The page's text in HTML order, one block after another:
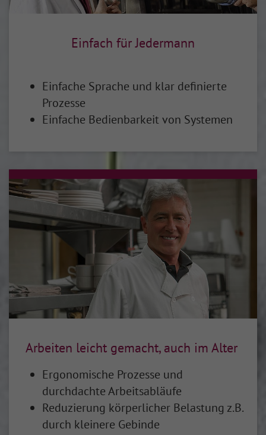
Einfach für Jedermann
Einfache Sprache und klar definierte
Prozesse
Einfache Bedienbarkeit von Systemen
Arbeiten leicht ge­macht, auch im Alter
Ergonomische Prozesse und
durchdachte Arbeitsabläufe
Reduzierung körperlicher Belastung z.B.
durch kleinere Gebinde